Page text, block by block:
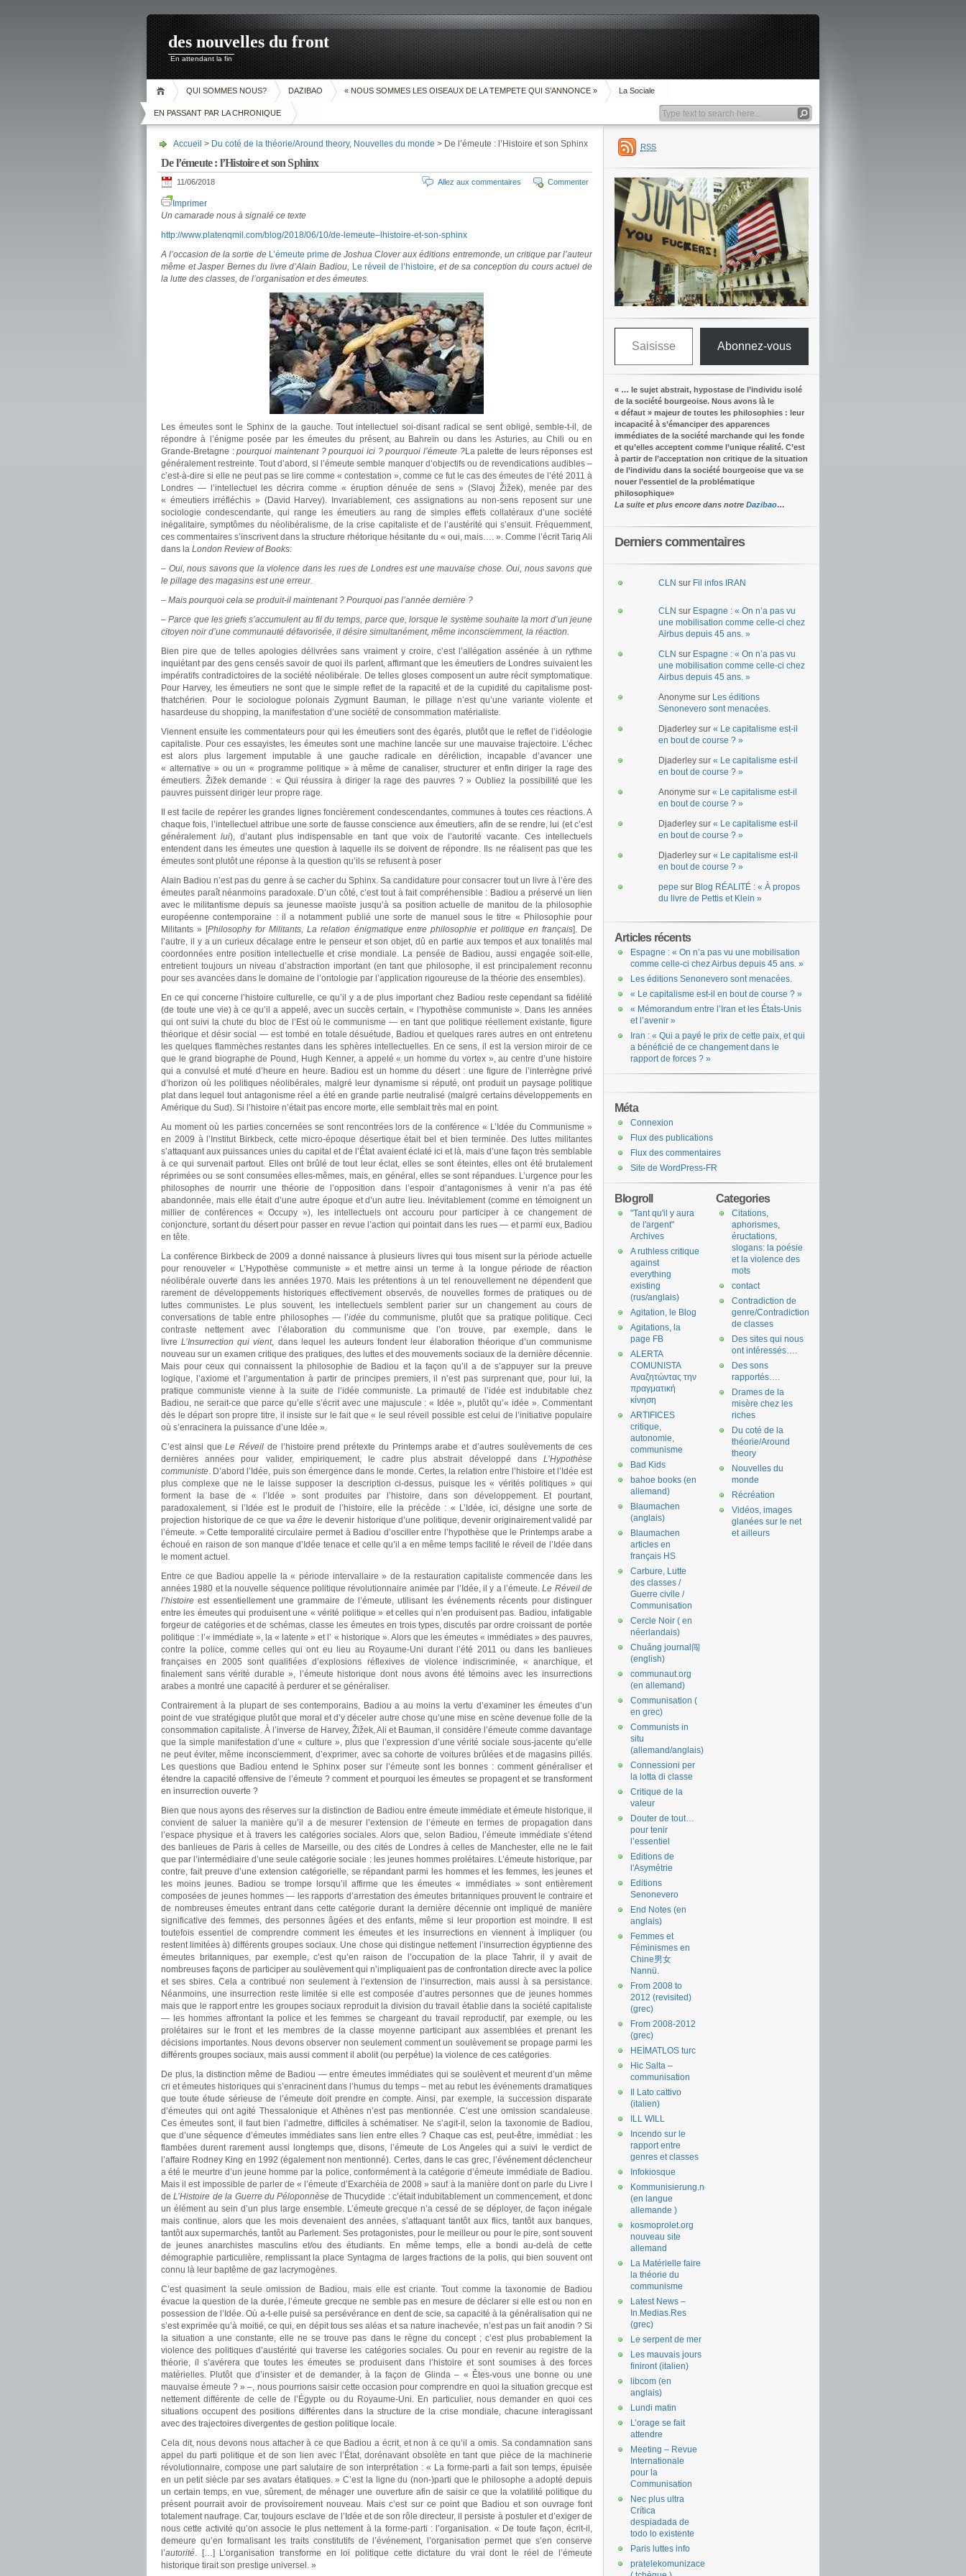
des nouvelles du front
En attendant la fin
QUI SOMMES NOUS? DAZIBAO « NOUS SOMMES LES OISEAUX DE LA TEMPETE QUI S’ANNONCE » La Sociale
EN PASSANT PAR LA CHRONIQUE
Accueil > Du coté de la théorie/Around theory, Nouvelles du monde > De l’émeute : l’Histoire et son Sphinx
De l’émeute : l’Histoire et son Sphinx
11/06/2018 Commenter
Allez aux commentaires
Imprimer
Un camarade nous à signalé ce texte
http://www.platenqmil.com/blog/2018/06/10/de-lemeute–lhistoire-et-son-sphinx
A l’occasion de la sortie de L’émeute prime de Joshua Clover aux éditions entremonde, un critique par l’auteur
même et Jasper Bernes du livre d’Alain Badiou, Le réveil de l’histoire, et de sa conception du cours actuel de
la lutte des classes, de l’organisation et des émeutes.
Les émeutes sont le Sphinx de la gauche. Tout intellectuel soi-disant radical se sent obligé, semble-t-il, de
répondre à l’énigme posée par les émeutes du présent, au Bahreïn ou dans les Asturies, au Chili ou en
Grande-Bretagne :pourquoi maintenant ? pourquoi ici ? pourquoi l’émeute ?La palette de leurs réponses est
généralement restreinte. Tout d’abord, si l’émeute semble manquer d’objectifs ou de revendications audibles –
c’est-à-dire si elle ne peut pas se lire comme « contestation », comme ce fut le cas des émeutes de l’été 2011 à
Londres — l’intellectuel les décrira comme « éruption dénuée de sens » (Slavoj Žižek), menée par des
« émeutiers irréfléchis » (David Harvey). Invariablement, ces assignations au non-sens reposent sur une
sociologie condescendante, qui range les émeutiers au rang de simples effets collatéraux d’une société
inégalitaire, symptômes du néolibéralisme, de la crise capitaliste et de l’austérité qui s’ensuit. Fréquemment,
ces commentaires s’inscrivent dans la structure rhétorique hésitante du « oui, mais…. ». Comme l’écrit Tariq Ali
dans la London Review of Books:
– Oui, nous savons que la violence dans les rues de Londres est une mauvaise chose. Oui, nous savons que
le pillage des magasins est une erreur.
– Mais pourquoi cela se produit-il maintenant ? Pourquoi pas l’année dernière ?
– Parce que les griefs s’accumulent au fil du temps, parce que, lorsque le système souhaite la mort d’un jeune
citoyen noir d’une communauté défavorisée, il désire simultanément, même inconsciemment, la réaction.
Bien pire que de telles apologies délivrées sans vraiment y croire, c’est l’allégation assénée à un rythme
inquiétant par des gens censés savoir de quoi ils parlent, affirmant que les émeutiers de Londres suivaient les
impératifs contradictoires de la société néolibérale. De telles gloses composent un autre récit symptomatique.
Pour Harvey, les émeutiers ne sont que le simple reflet de la rapacité et de la cupidité du capitalisme post-
thatchérien. Pour le sociologue polonais Zygmunt Bauman, le pillage n’est qu’une variante violente et
hasardeuse du shopping, la manifestation d’une société de consommation matérialiste.
Viennent ensuite les commentateurs pour qui les émeutiers sont des égarés, plutôt que le reflet de l’idéologie
capitaliste. Pour ces essayistes, les émeutes sont une machine lancée sur une mauvaise trajectoire. L’échec
est alors plus largement imputable à une gauche radicale en déréliction, incapable d’avancer une
« alternative » ou un « programme politique » à même de canaliser, structurer et enfin diriger la rage des
émeutiers. Žižek demande : « Qui réussira à diriger la rage des pauvres ? » Oubliez la possibilité que les
pauvres puissent diriger leur propre rage.
Il est facile de repérer les grandes lignes foncièrement condescendantes, communes à toutes ces réactions. A
chaque fois, l’intellectuel attribue une sorte de fausse conscience aux émeutiers, afin de se rendre, lui (et c’est
généralement lui), d’autant plus indispensable en tant que voix de l’autorité vacante. Ces intellectuels
entendent dans les émeutes une question à laquelle ils se doivent de répondre. Ils ne réalisent pas que les
émeutes sont plutôt une réponse à la question qu’ils se refusent à poser
Alain Badiou n’est pas du genre à se cacher du Sphinx. Sa candidature pour consacrer tout un livre à l’ère des
émeutes paraît néanmoins paradoxale. D’un côté, c’est tout à fait compréhensible : Badiou a préservé un lien
avec le militantisme depuis sa jeunesse maoïste jusqu’à sa position actuelle de manitou de la philosophie
européenne contemporaine : il a notamment publié une sorte de manuel sous le titre « Philosophie pour
Militants » [Philosophy for Militants, La relation énigmatique entre philosophie et politique en français]. De
l’autre, il y a un curieux décalage entre le penseur et son objet, dû en partie aux tempos et aux tonalités mal
coordonnées entre position intellectuelle et crise mondiale. La pensée de Badiou, aussi engagée soit-elle,
entretient toujours un niveau d’abstraction important (en tant que philosophe, il est principalement reconnu
pour ses avancées dans le domaine de l’ontologie par l’application rigoureuse de la théorie des ensembles).
En ce qui concerne l’histoire culturelle, ce qu’il y a de plus important chez Badiou reste cependant sa fidélité
(de toute une vie) à ce qu’il a appelé, avec un succès certain, « l’hypothèse communiste ». Dans les années
qui ont suivi la chute du bloc de l’Est où le communisme — en tant que politique réellement existante, figure
théorique et désir social — est tombé en totale désuétude, Badiou et quelques rares autres en ont entretenu
les quelques flammèches restantes dans les sphères intellectuelles. En ce sens, il est la version miroir de ce
que le grand biographe de Pound, Hugh Kenner, a appelé « un homme du vortex », au centre d’une histoire
qui a convulsé et muté d’heure en heure. Badiou est un homme du désert : une figure de l’interrègne privé
d’horizon où les politiques néolibérales, malgré leur dynamisme si réputé, ont produit un paysage politique
plat dans lequel tout antagonisme réel a été en grande partie neutralisé (malgré certains développements en
Amérique du Sud). Si l’histoire n’était pas encore morte, elle semblait très mal en point.
Au moment où les parties concernées se sont rencontrées lors de la conférence « L’Idée du Communisme »
en 2009 à l’Institut Birkbeck, cette micro-époque désertique était bel et bien terminée. Des luttes militantes
s’attaquant aux puissances unies du capital et de l’État avaient éclaté ici et là, mais d’une façon très semblable
à ce qui survenait partout. Elles ont brûlé de tout leur éclat, elles se sont éteintes, elles ont été brutalement
réprimées ou se sont consumées elles-mêmes, mais, en général, elles se sont répandues. L’urgence pour les
philosophes de nourrir une théorie de l’opposition dans l’espoir d’antagonismes à venir n’a pas été
abandonnée, mais elle était d’une autre époque et d’un autre lieu. Inévitablement (comme en témoignent un
millier de conférences « Occupy »), les intellectuels ont accouru pour participer à ce changement de
conjoncture, sortant du désert pour passer en revue l’action qui pointait dans les rues — et parmi eux, Badiou
en tête.
La conférence Birkbeck de 2009 a donné naissance à plusieurs livres qui tous misent sur la période actuelle
pour renouveler « L’Hypothèse communiste » et mettre ainsi un terme à la longue période de réaction
néolibérale ouverte dans les années 1970. Mais les prétentions à un tel renouvellement ne dépendent que
rarement de développements historiques effectivement observés, de nouvelles formes de pratiques ou de
luttes communistes. Le plus souvent, les intellectuels semblent parier sur un changement au cours de
conversations de table entre philosophes — l’idéedu communisme, plutôt que sa pratique politique. Ceci
contraste nettement avec l’élaboration du communisme que l’on trouve, par exemple, dans le
livreL’Insurrection qui vient, dans lequel les auteurs fondent leur élaboration théorique d’un communisme
nouveau sur un examen critique des pratiques, des luttes et des mouvements sociaux de la dernière décennie.
Mais pour ceux qui connaissent la philosophie de Badiou et la façon qu’il a de s’appuyer sur la preuve
logique, l’axiome et l’argumentation à partir de principes premiers, il n’est pas surprenant que, pour lui, la
pratique communiste vienne à la suite de l’idée communiste. La primauté de l’idée est indubitable chez
Badiou, ne serait-ce que parce qu’elle s’écrit avec une majuscule : « Idée », plutôt qu’« idée ». Commentant
dès le départ son propre titre, il insiste sur le fait que « le seul réveil possible est celui de l’initiative populaire
où s’enracinera la puissance d’une Idée ».
C’est ainsi queLe Réveil de l’histoire prend prétexte du Printemps arabe et d’autres soulèvements de ces
dernières années pour valider, empiriquement, le cadre plus abstrait développé dans L’Hypothèse
communiste. D’abord l’Idée, puis son émergence dans le monde. Certes, la relation entre l’histoire et l’Idée est
plus complexe que ne le laisse supposer la description ci-dessus, puisque les « vérités politiques » qui
forment la base de « l’Idée » sont produites par l’histoire, dans son développement. Et pourtant,
paradoxalement, si l’Idée est le produit de l’histoire, elle la précède : « L’Idée, ici, désigne une sorte de
projection historique de ce que va être le devenir historique d’une politique, devenir originairement validé par
l’émeute. » Cette temporalité circulaire permet à Badiou d’osciller entre l’hypothèse que le Printemps arabe a
échoué en raison de son manque d’Idée tenace et celle qu’il a en même temps facilité le réveil de l’Idée dans
le moment actuel.
Entre ce que Badiou appelle la « période intervallaire » de la restauration capitaliste commencée dans les
années 1980 et la nouvelle séquence politique révolutionnaire animée par l’Idée, il y a l’émeute.Le Réveil de
l’histoire est essentiellement une grammaire de l’émeute, utilisant les événements récents pour distinguer
entre les émeutes qui produisent une « vérité politique » et celles qui n’en produisent pas. Badiou, infatigable
forgeur de catégories et de schémas, classe les émeutes en trois types, discutés par ordre croissant de portée
politique : l’« immédiate », la « latente » et l’ « historique ». Alors que les émeutes « immédiates » des pauvres,
contre la police, comme celles qui ont eu lieu au Royaume-Uni durant l’été 2011 ou dans les banlieues
françaises en 2005 sont qualifiées d’explosions réflexives de violence indiscriminée, « anarchique, et
finalement sans vérité durable », l’émeute historique dont nous avons été témoins avec les insurrections
arabes a montré une capacité à perdurer et se généraliser.
Contrairement à la plupart de ses contemporains, Badiou a au moins la vertu d’examiner les émeutes d’un
point de vue stratégique plutôt que moral et d’y déceler autre chose qu’une mise en scène devenue folle de la
consommation capitaliste. À l’inverse de Harvey, Žižek, Ali et Bauman, il considère l’émeute comme davantage
que la simple manifestation d’une « culture », plus que l’expression d’une vérité sociale sous-jacente qu’elle
ne peut éviter, même inconsciemment, d’exprimer, avec sa cohorte de voitures brûlées et de magasins pillés.
Les questions que Badiou entend le Sphinx poser sur l’émeute sont les bonnes : comment généraliser et
étendre la capacité offensive de l’émeute ? comment et pourquoi les émeutes se propagent et se transforment
en insurrection ouverte ?
Bien que nous ayons des réserves sur la distinction de Badiou entre émeute immédiate et émeute historique, il
convient de saluer la manière qu’il a de mesurer l’extension de l’émeute en termes de propagation dans
l’espace physique et à travers les catégories sociales. Alors que, selon Badiou, l’émeute immédiate s’étend
des banlieues de Paris à celles de Marseille, ou des cités de Londres à celles de Manchester, elle ne le fait
que par l’intermédiaire d’une seule catégorie sociale : les jeunes hommes prolétaires. L’émeute historique, par
contre, fait preuve d’une extension catégorielle, se répandant parmi les hommes et les femmes, les jeunes et
les moins jeunes. Badiou se trompe lorsqu’il affirme que les émeutes « immédiates » sont entièrement
composées de jeunes hommes — les rapports d’arrestation des émeutes britanniques prouvent le contraire et
de nombreuses émeutes entrant dans cette catégorie durant la dernière décennie ont impliqué de manière
significative des femmes, des personnes âgées et des enfants, même si leur proportion est moindre. Il est
toutefois essentiel de comprendre comment les émeutes et les insurrections en viennent à impliquer (ou
restent limitées à) différents groupes sociaux. Une chose qui distingue nettement l’insurrection égyptienne des
émeutes britanniques, par exemple, c’est qu’en raison de l’occupation de la place Tahrir, il y avait de
nombreuses façons de participer au soulèvement qui n’impliquaient pas de confrontation directe avec la police
et ses sbires. Cela a contribué non seulement à l’extension de l’insurrection, mais aussi à sa persistance.
Néanmoins, une insurrection reste limitée si elle est composée d’autres personnes que de jeunes hommes
mais que le rapport entre les groupes sociaux reproduit la division du travail établie dans la société capitaliste
— les hommes affrontant la police et les femmes se chargeant du travail reproductif, par exemple, ou les
prolétaires sur le front et les membres de la classe moyenne participant aux assemblées et prenant les
décisions importantes. Nous devons observer non seulement comment un soulèvement se propage parmi les
différents groupes sociaux, mais aussi comment il abolit (ou perpétue) la violence de ces catégories.
De plus, la distinction même de Badiou — entre émeutes immédiates qui se soulèvent et meurent d’un même
cri et émeutes historiques qui s’enracinent dans l’humus du temps – met au rebut les événements dramatiques
que toute étude sérieuse de l’émeute doit prendre en compte. Ainsi, par exemple, la succession disparate
d’émeutes qui ont agité Thessalonique et Athènes n’est pas mentionnée. C’est une omission scandaleuse.
Ces émeutes sont, il faut bien l’admettre, difficiles à schématiser. Ne s’agit-il, selon la taxonomie de Badiou,
que d’une séquence d’émeutes immédiates sans lien entre elles ? Chaque cas est, peut-être, immédiat : les
flambées durent rarement aussi longtemps que, disons, l’émeute de Los Angeles qui a suivi le verdict de
l’affaire Rodney King en 1992 (également non mentionné). Certes, dans le cas grec, l’événement déclencheur
a été le meurtre d’un jeune homme par la police, conformément à la catégorie d’émeute immédiate de Badiou.
Mais il est impossible de parler de « l’émeute d’Exarchéia de 2008 » sauf à la manière dont on parle du Livre I
deL’Histoire de la Guerre du Péloponnèse de Thucydide : c’était indubitablement un commencement, et donc
un élément au sein d’un plus large ensemble. L’émeute grecque n’a cessé de se déployer, de façon inégale
mais continue, alors que les mois devenaient des années, s’attaquant tantôt aux flics, tantôt aux banques,
tantôt aux supermarchés, tantôt au Parlement. Ses protagonistes, pour le meilleur ou pour le pire, sont souvent
de jeunes anarchistes masculins et/ou des étudiants. En même temps, elle a bondi au-delà de cette
démographie particulière, remplissant la place Syntagma de larges fractions de la polis, qui bien souvent ont
connu là leur baptême de gaz lacrymogènes.
C’est quasiment la seule omission de Badiou, mais elle est criante. Tout comme la taxonomie de Badiou
évacue la question de la durée, l’émeute grecque ne semble pas en mesure de déclarer si elle est ou non en
possession de l’Idée. Où a-t-elle puisé sa persévérance en dent de scie, sa capacité à la généralisation qui ne
s’est exprimée qu’à moitié, ce qui, en dépit tous ses aléas et sa nature inachevée, n’est pas un fait anodin ? Si
la situation a une constante, elle ne se trouve pas dans le règne du concept ; c’est plus probablement la
violence des politiques d’austérité qui traverse les catégories sociales. Ou pour en revenir au registre de la
théorie, il s’avérera que toutes les émeutes se produisent dans l’histoire et sont soumises à des forces
matérielles. Plutôt que d’insister et de demander, à la façon de Glinda ‒ « Êtes-vous une bonne ou une
mauvaise émeute ? » ‒, nous pourrions saisir cette occasion pour comprendre en quoi la situation grecque est
nettement différente de celle de l’Égypte ou du Royaume-Uni. En particulier, nous demander en quoi ces
situations occupent des positions différentes dans la structure de la crise mondiale, chacune interagissant
avec des trajectoires divergentes de gestion politique locale.
Cela dit, nous devons nous attacher à ce que Badiou a écrit, et non à ce qu’il a omis. Sa condamnation sans
appel du parti politique et de son lien avec l’État, dorénavant obsolète en tant que pièce de la machinerie
révolutionnaire, compose une part salutaire de son interprétation : « La forme-parti a fait son temps, épuisée
en un petit siècle par ses avatars étatiques. » C’est la ligne du (non-)parti que le philosophe a adopté depuis
un certain temps, en vue, sûrement, de ménager une ouverture afin de saisir ce que la volatilité politique du
présent pourrait avoir de provisoirement nouveau. Mais c’est sur ce point que Badiou et son ouvrage font
totalement naufrage. Car, toujours esclave de l’Idée et de son rôle directeur, il persiste à postuler et d’exiger de
nous cette activité qu’on associe le plus nettement à la forme-parti : l’organisation. « De toute façon, écrit-il,
demeure qu’en formalisant les traits constitutifs de l’événement, l’organisation permet que s’en conserve
l’autorité. […] L’organisation transforme en loi politique cette dictature du vrai dont le réel de l’émeute
historique tirait son prestige universel. »
RSS
Saisissez votre adresse e-mail…
Abonnez-vous
« … le sujet abstrait, hypostase de l’individu isolé
de la société bourgeoise. Nous avons là le
« défaut » majeur de toutes les philosophies : leur
incapacité à s’émanciper des apparences
immédiates de la société marchande qui les fonde
et qu’elles acceptent comme l’unique réalité. C’est
à partir de l’acceptation non critique de la situation
de l’individu dans la société bourgeoise que va se
nouer l’essentiel de la problématique
philosophique»
La suite et plus encore dans notre Dazibao…
Derniers commentaires
CLN sur Fil infos IRAN
CLN sur Espagne : « On n’a pas vu
une mobilisation comme celle-ci chez
Airbus depuis 45 ans. »
CLN sur Espagne : « On n’a pas vu
une mobilisation comme celle-ci chez
Airbus depuis 45 ans. »
Anonyme sur Les éditions
Senonevero sont menacées.
Djaderley sur « Le capitalisme est-il
en bout de course ? »
Djaderley sur « Le capitalisme est-il
en bout de course ? »
Anonyme sur « Le capitalisme est-il
en bout de course ? »
Djaderley sur « Le capitalisme est-il
en bout de course ? »
Djaderley sur « Le capitalisme est-il
en bout de course ? »
pepe sur Blog RÉALITÉ : « À propos
du livre de Pettis et Klein »
Articles récents
Espagne : « On n’a pas vu une mobilisation
comme celle-ci chez Airbus depuis 45 ans. »
Les éditions Senonevero sont menacées.
« Le capitalisme est-il en bout de course ? »
« Mémorandum entre l’Iran et les États-Unis
et l’avenir »
Iran : « Qui a payé le prix de cette paix, et qui
a bénéficié de ce changement dans le
rapport de forces ? »
Méta
Connexion
Flux des publications
Flux des commentaires
Site de WordPress-FR
Categories
Citations,
aphorismes,
éructations,
slogans: la poésie
et la violence des
mots
contact
Contradiction de
genre/Contradiction
de classes
Des sites qui nous
ont intéressés….
Des sons
rapportés….
Drames de la
misère chez les
riches
Du coté de la
théorie/Around
theory
Nouvelles du
monde
Récréation
Vidéos, images
glanées sur le net
et ailleurs
Blogroll
"Tant qu'il y aura
de l'argent"
Archives
A ruthless critique
against
everything
existing
(rus/anglais)
Agitation, le Blog
Agitations, la
page FB
ALERTA
COMUNISTA
Αναζητώντας την
πραγματική
κίνηση
ARTIFICES
critique,
autonomie,
communisme
Bad Kids
bahoe books (en
allemand)
Blaumachen
(anglais)
Blaumachen
articles en
français HS
Carbure, Lutte
des classes /
Guerre civile /
Communisation
Cercle Noir ( en
néerlandais)
Chuǎng journal闯
(english)
communaut.org
(en allemand)
Communisation (
en grec)
Communists in
situ
(allemand/anglais)
Connessioni per
la lotta di classe
Critique de la
valeur
Douter de tout…
pour tenir
l’essentiel
Editions de
l'Asymétrie
Editions
Senonevero
End Notes (en
anglais)
Femmes et
Féminismes en
Chine男女
Nannü.
From 2008 to
2012 (revisited)
(grec)
From 2008-2012
(grec)
HEİMATLOS turc
Hic Salta –
communisation
Il Lato cattivo
(italien)
ILL WILL
Incendo sur le
rapport entre
genres et classes
Infokiosque
Kommunisierung.net
(en langue
allemande )
kosmoprolet.org
nouveau site
allemand
La Matérielle faire
la théorie du
communisme
Latest News –
In.Medias.Res
(grec)
Le serpent de mer
Les mauvais jours
finiront (italien)
libcom (en
anglais)
Lundi matin
L’orage se fait
attendre
Meeting – Revue
Internationale
pour la
Communisation
Nec plus ultra
Crítica
despiadada de
todo lo existente
Paris luttes info
pratelekomunizace